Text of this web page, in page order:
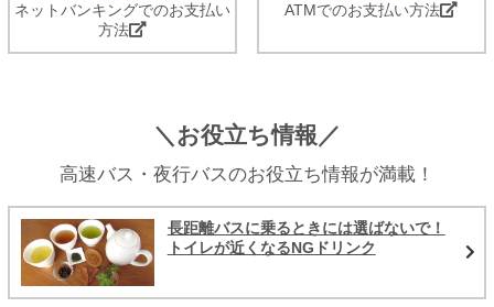
ネットバンキングでのお支払い
方法
ATMでのお支払い方法
＼お役立ち情報／
高速バス・夜行バスのお役立ち情報が満載！
長距離バスに乗るときには選ばないで！
トイレが近くなるNGドリンク